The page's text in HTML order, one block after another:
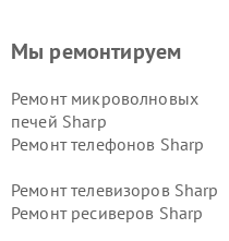
Мы ремонтируем
Ремонт микроволновых
печей Sharp
Ремонт телефонов Sharp
Ремонт телевизоров Sharp
Ремонт ресиверов Sharp